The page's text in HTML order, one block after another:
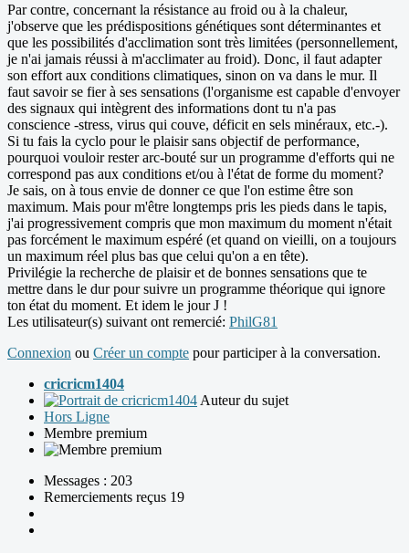
Par contre, concernant la résistance au froid ou à la chaleur,
j'observe que les prédispositions génétiques sont déterminantes et
que les possibilités d'acclimation sont très limitées (personnellement,
je n'ai jamais réussi à m'acclimater au froid). Donc, il faut adapter
son effort aux conditions climatiques, sinon on va dans le mur. Il
faut savoir se fier à ses sensations (l'organisme est capable d'envoyer
des signaux qui intègrent des informations dont tu n'a pas
conscience -stress, virus qui couve, déficit en sels minéraux, etc.-).
Si tu fais la cyclo pour le plaisir sans objectif de performance,
pourquoi vouloir rester arc-bouté sur un programme d'efforts qui ne
correspond pas aux conditions et/ou à l'état de forme du moment?
Je sais, on à tous envie de donner ce que l'on estime être son
maximum. Mais pour m'être longtemps pris les pieds dans le tapis,
j'ai progressivement compris que mon maximum du moment n'était
pas forcément le maximum espéré (et quand on vieilli, on a toujours
un maximum réel plus bas que celui qu'on a en tête).
Privilégie la recherche de plaisir et de bonnes sensations que te
mettre dans le dur pour suivre un programme théorique qui ignore
ton état du moment. Et idem le jour J !
Les utilisateur(s) suivant ont remercié: PhilG81
Connexion ou Créer un compte pour participer à la conversation.
cricricm1404
Auteur du sujet
Hors Ligne
Membre premium
Messages : 203
Remerciements reçus 19